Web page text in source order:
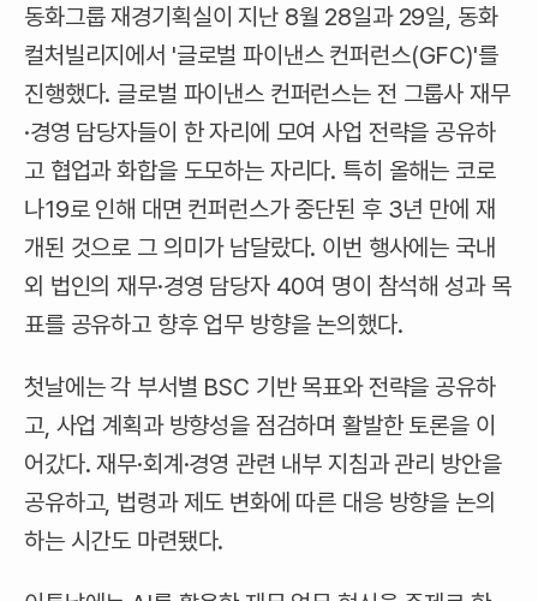
동화그룹 재경기획실이 지난 8월 28일과 29일, 동화
컬처빌리지에서 '글로벌 파이낸스 컨퍼런스(GFC)'를
진행했다. 글로벌 파이낸스 컨퍼런스는 전 그룹사 재무
·경영 담당자들이 한 자리에 모여 사업 전략을 공유하
고 협업과 화합을 도모하는 자리다. 특히 올해는 코로
나19로 인해 대면 컨퍼런스가 중단된 후 3년 만에 재
개된 것으로 그 의미가 남달랐다. 이번 행사에는 국내
외 법인의 재무·경영 담당자 40여 명이 참석해 성과 목
표를 공유하고 향후 업무 방향을 논의했다.
첫날에는 각 부서별 BSC 기반 목표와 전략을 공유하
고, 사업 계획과 방향성을 점검하며 활발한 토론을 이
어갔다. 재무·회계·경영 관련 내부 지침과 관리 방안을
공유하고, 법령과 제도 변화에 따른 대응 방향을 논의
하는 시간도 마련됐다.